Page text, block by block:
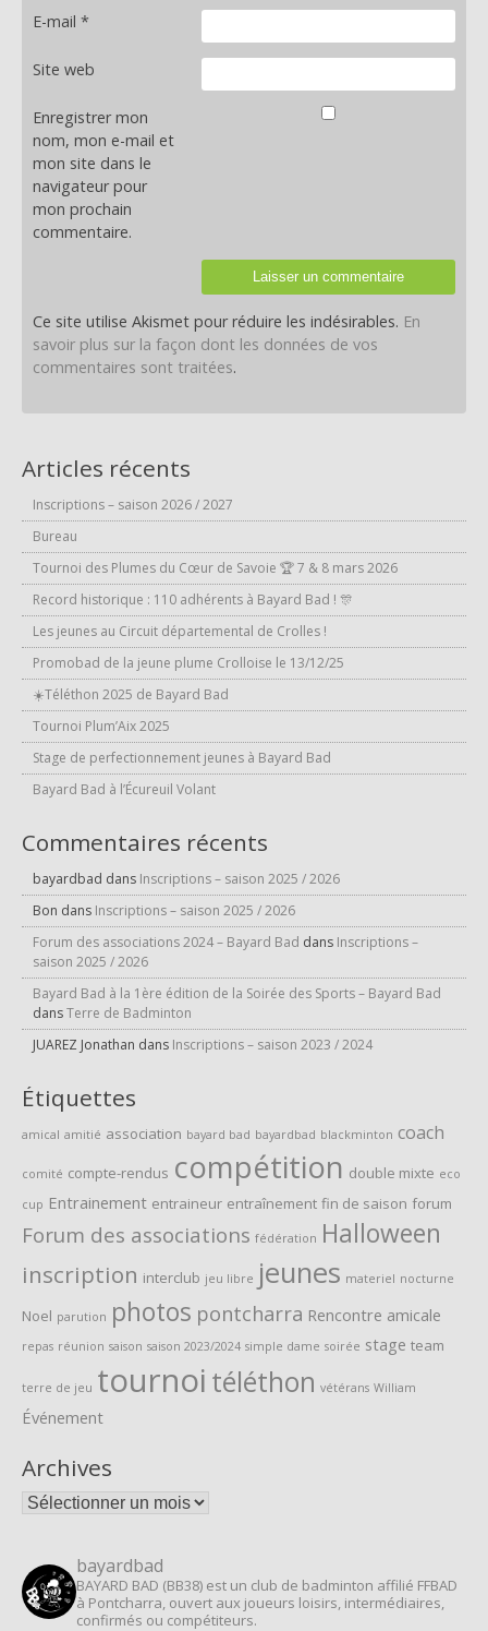
E-mail *
Site web
Enregistrer mon
nom, mon e-mail et
mon site dans le
navigateur pour
mon prochain
commentaire.
Ce site utilise Akismet pour réduire les indésirables. En
savoir plus sur la façon dont les données de vos
commentaires sont traitées.
Articles récents
Inscriptions – saison 2026 / 2027
Bureau
Tournoi des Plumes du Cœur de Savoie 🏆 7 & 8 mars 2026
Record historique : 110 adhérents à Bayard Bad ! 🎊
Les jeunes au Circuit départemental de Crolles !
Promobad de la jeune plume Crolloise le 13/12/25
☀️Téléthon 2025 de Bayard Bad
Tournoi Plum’Aix 2025
Stage de perfectionnement jeunes à Bayard Bad
Bayard Bad à l’Écureuil Volant
Commentaires récents
bayardbad dans Inscriptions – saison 2025 / 2026
Bon dans Inscriptions – saison 2025 / 2026
Forum des associations 2024 – Bayard Bad dans Inscriptions –
saison 2025 / 2026
Bayard Bad à la 1ère édition de la Soirée des Sports – Bayard Bad
dansTerre de Badminton
JUAREZ Jonathan dans Inscriptions – saison 2023 / 2024
Étiquettes
amical amitié association bayard bad bayardbad blackminton coach
comité compte-rendus compétition double mixte eco
cup Entrainement entraineur entraînement fin de saison forum
Forum des associations fédération Halloween
inscription interclub jeu libre jeunes materiel nocturne
Noel parution photos pontcharra Rencontre amicale
repas réunion saison saison 2023/2024 simple dame soirée stage team
terre de jeu tournoi téléthon vétérans William
Événement
Archives
Archives
bayardbad
BAYARD BAD (BB38) est un club de badminton affilié FFBAD
à Pontcharra, ouvert aux joueurs loisirs, intermédiaires,
confirmés ou compétiteurs.